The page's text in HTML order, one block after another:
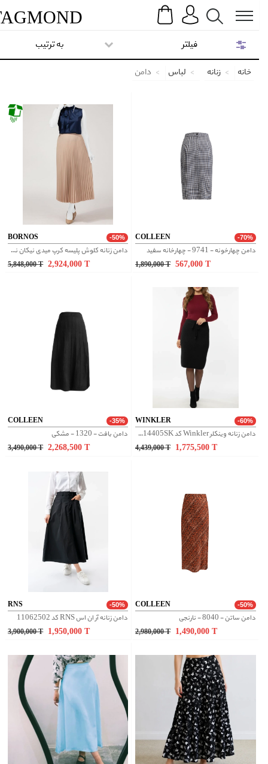
Search
TAGMOND
به ترتیب
خانه زنانه لباس دامن
BORNOS -50%
دامن زنانه کلوش پلیسه کرپ میدی نیکان نسکافه ای
5,848,000 T 2,924,000
COLLEEN -70%
دامن چهارخونه - 9741 - چهارخانه سفید
1,890,000 T 567,000
COLLEEN -35%
دامن بافت - 1320 - مشکی
3,490,000 T 2,268,500
WINKLER -60%
دامن زنانه وینکلر Winkler کد W0614405SK
4,439,000 T 1,775,500
RNS -50%
دامن زنانه آر ان اس RNS کد 11062502
3,900,000 T 1,950,000
COLLEEN -50%
دامن ساتن - 8040 - نارنجی
2,980,000 T 1,490,000
فیلتر